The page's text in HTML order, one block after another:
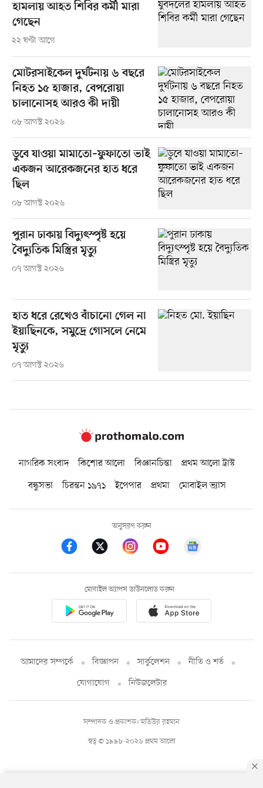
হামলায় আহত শিবির কর্মী মারা
গেছেন
২২ ঘণ্টা আগে
মোটরসাইকেল দুর্ঘটনায় ৬ বছরে
নিহত ১৫ হাজার, বেপরোয়া
চালানোসহ আরও কী দায়ী
০৮ আগস্ট ২০২৬
ডুবে যাওয়া মামাতো–ফুফাতো ভাই
একজন আরেকজনের হাত ধরে
ছিল
০৮ আগস্ট ২০২৬
পুরান ঢাকায় বিদ্যুৎস্পৃষ্ট হয়ে
বৈদ্যুতিক মিস্ত্রির মৃত্যু
০৭ আগস্ট ২০২৬
হাত ধরে রেখেও বাঁচানো গেল না
ইয়াছিনকে, সমুদ্রে গোসলে নেমে
মৃত্যু
০৭ আগস্ট ২০২৬
নাগরিক সংবাদ কিশোর আলো বিজ্ঞানচিন্তা
প্রথম আলো ট্রাস্ট
বন্ধুসভা
চিরন্তন ১৯৭১ ইপেপার প্রথমা মোবাইল ভ্যাস
অনুসরণ করুন
মোবাইল অ্যাপস ডাউনলোড করুন
আমাদের সম্পর্কে বিজ্ঞাপন সার্কুলেশন
নীতি ও শর্ত
যোগাযোগ
নিউজলেটার
স্বত্ব © ১৯৯৮-২০২৬ প্রথম আলো
সম্পাদক ও প্রকাশক: মতিউর রহমান